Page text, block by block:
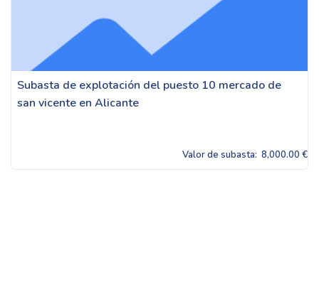
Subasta de explotación del puesto 10 mercado de
san vicente en Alicante
Valor de subasta: 8,000.00 €